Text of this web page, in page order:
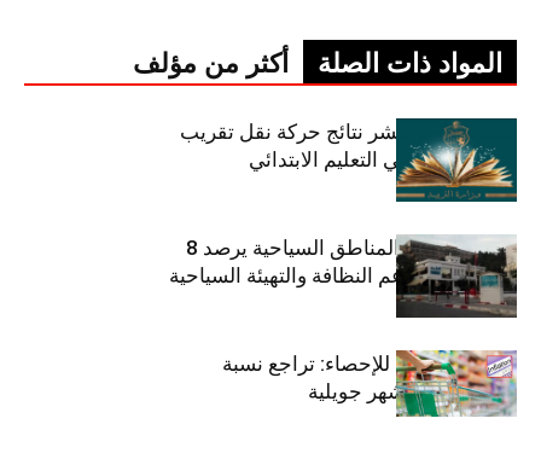
المواد ذات الصلة أكثر من مؤلف
وزارة التربية تنشر نتائج حركة نقل تقريب
الأزواج لمدرّسي التعليم الابتدائي
صندوق حماية المناطق السياحية يرصد 8
مليون دينار لدعم النظافة والتهيئة السياحية
المعهد الوطني للإحصاء: تراجع نسبة
التضخم خلال شهر جويلية